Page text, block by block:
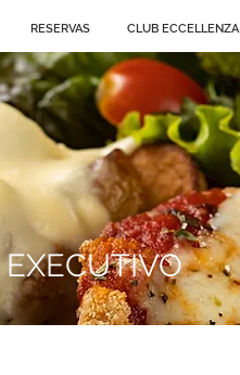
RESERVAS CLUB ECCELLENZA
EXECUTIVO